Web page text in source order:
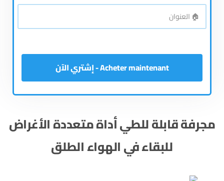
🏠
العنوان*
Acheter maintenant - إشتري الآن
مجرفة قابلة للطي أداة متعددة الأغراض
للبقاء في الهواء الطلق